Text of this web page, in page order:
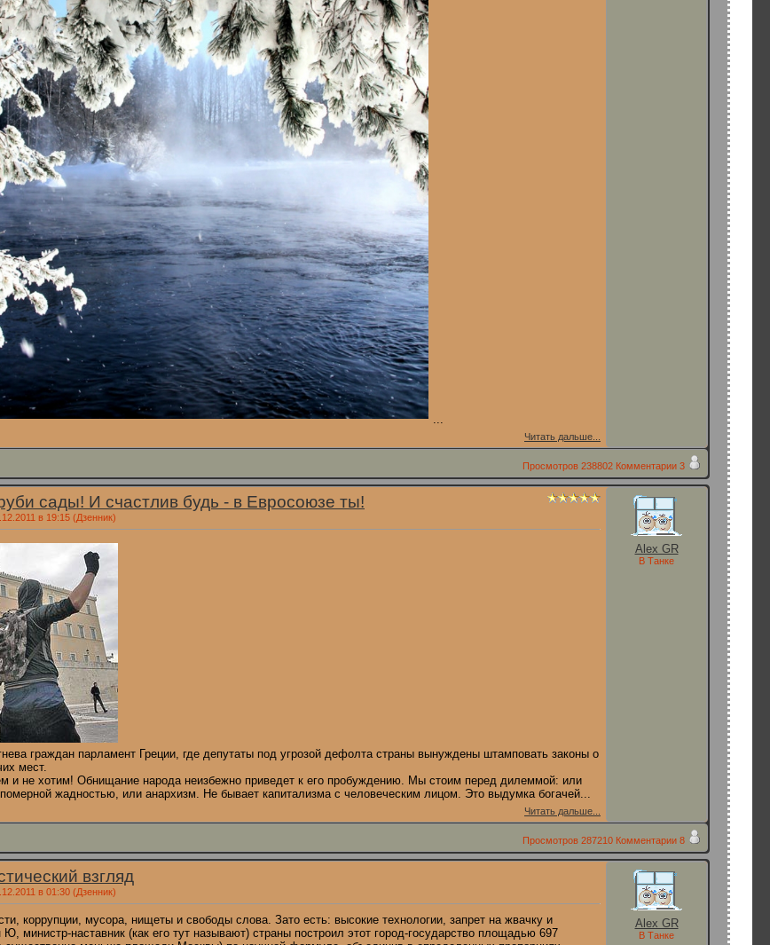
Читать дальше...
Просмотров 238802 Комментарии 3
сады! И счастлив будь - в Евросоюзе ты!
в 19:15 (Дзенник)
граждан парламент Греции, где депутаты под угрозой дефолта страны вынуждены штамповать законы о
мест.
не хотим! Обнищание народа неизбежно приведет к его пробуждению. Мы стоим перед дилеммой: или
жадностью, или анархизм. Не бывает капитализма с человеческим лицом. Это выдумка богачей...
Читать дальше...
Alex GR
В Танке
Просмотров 287210 Комментарии 8
взгляд
в 01:30 (Дзенник)
коррупции, мусора, нищеты и свободы слова. Зато есть: высокие технологии, запрет на жвачку и
министр-наставник (как его тут называют) страны построил этот город-государство площадью 697
Alex GR
В Танке